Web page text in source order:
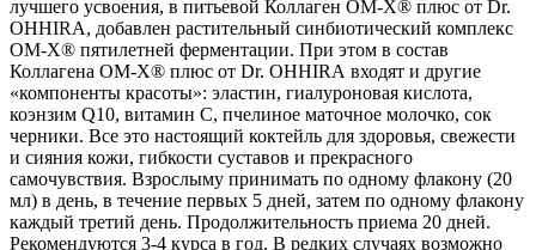
лучшего усвоения, в питьевой Коллаген ОМ-Х® плюс от Dr.
OHHIRA, добавлен растительный синбиотический комплекс
ОМ-Х® пятилетней ферментации. При этом в состав
Коллагена ОМ-Х® плюс от Dr. OHHIRА входят и другие
«компоненты красоты»: эластин, гиалуроновая кислота,
коэнзим Q10, витамин С, пчелиное маточное молочко, сок
черники. Все это настоящий коктейль для здоровья, свежести
и сияния кожи, гибкости суставов и прекрасного
самочувствия. Взрослыму принимать по одному флакону (20
мл) в день, в течение первых 5 дней, затем по одному флакону
каждый третий день. Продолжительность приема 20 дней.
Рекомендуются 3-4 курса в год. В редких случаях возможно